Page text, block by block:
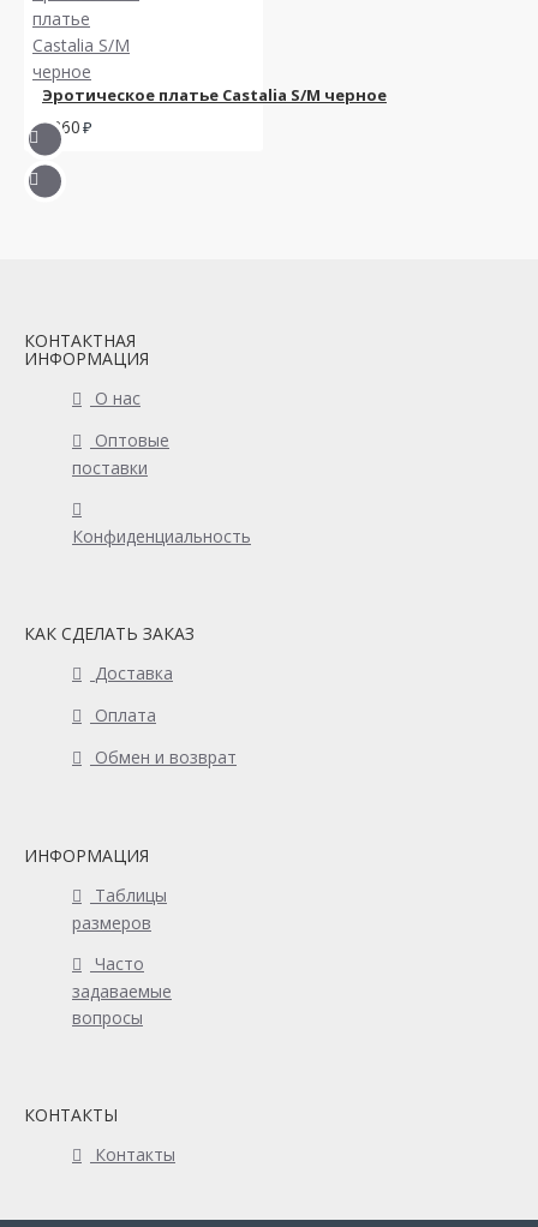
Эротическое платье Castalia S/M черное
2260
КОНТАКТНАЯ
ИНФОРМАЦИЯ
О нас
Оптовые
поставки
Конфиденциальность
КАК СДЕЛАТЬ ЗАКАЗ
Доставка
Оплата
Обмен и возврат
ИНФОРМАЦИЯ
Таблицы
размеров
Часто
задаваемые
вопросы
КОНТАКТЫ
Контакты